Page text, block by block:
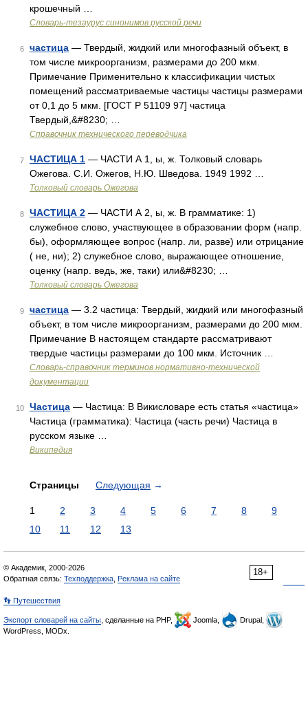
крошечный …
Словарь-тезаурус синонимов русской речи
6 частица — Твердый, жидкий или многофазный объект, в
том числе микроорганизм, размерами до 200 мкм.
Примечание Применительно к классификации чистых
помещений рассматриваемые частицы частицы размерами
от 0,1 до 5 мкм. [ГОСТ Р 51109 97] частица
Твердый,&#8230; …
Справочник технического переводчика
7 ЧАСТИЦА 1 — ЧАСТИ А 1, ы, ж. Толковый словарь
Ожегова. С.И. Ожегов, Н.Ю. Шведова. 1949 1992 …
Толковый словарь Ожегова
8 ЧАСТИЦА 2 — ЧАСТИ А 2, ы, ж. В грамматике: 1)
служебное слово, участвующее в образовании форм (напр.
бы), оформляющее вопрос (напр. ли, разве) или отрицание
( не, ни); 2) служебное слово, выражающее отношение,
оценку (напр. ведь, же, таки) или&#8230; …
Толковый словарь Ожегова
9 частица — 3.2 частица: Твердый, жидкий или многофазный
объект, в том числе микроорганизм, размерами до 200 мкм.
Примечание В настоящем стандарте рассматривают
твердые частицы размерами до 100 мкм. Источник …
Словарь-справочник терминов нормативно-технической
документации
10 Частица — Частица: В Викисловаре есть статья «частица»
Частица (грамматика): Частица (часть речи) Частица в
русском языке …
Википедия
Страницы Следующая →
1 2 3 4 5 6 7 8
9
10
11 12 13
18+
© Академик, 2000-2026
Обратная связь: Техподдержка Реклама на сайте
👣 Путешествия
Экспорт словарей на сайты , сделанные на PHP, Joomla,
Drupal,
WordPress, MODx.